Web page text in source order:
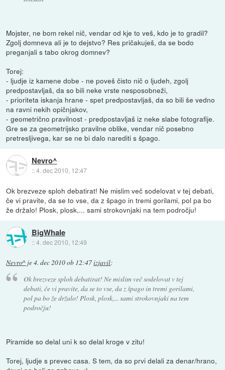
Mojster, ne bom rekel nič, vendar od kje to veš, kdo je to gradil?
Zgolj domneva ali je to dejstvo? Res pričakuješ, da se bodo
preganjali s tabo okrog domnev?
Torej:
- ljudje iz kamene dobe - ne poveš čisto nič o ljudeh, zgolj
predpostavljaš, da so bili neke vrste nesposobneži,
- prioriteta iskanja hrane - spet predpostavljaš, da so bili še vedno
na ravni nekih opičnjakov,
- geometrično pravilnost - predpostavljaš iz neke slabe fotografije.
Gre se za geometrijsko pravilne oblike, vendar nič posebno
pretresljivega, kar se ne bi dalo narediti s špago.
Nevro^
::4. dec 2010, 12:47
Ok brezveze sploh debatirat! Ne mislim več sodelovat v tej debati,
če vi pravite, da se to vse, da z špago in tremi gorilami, pol pa bo
že držalo! Plosk, plosk,... sami strokovnjaki na tem področju!
BigWhale
::4. dec 2010, 12:49
Nevro^ je4. dec 2010 ob 12:47izjavil:
Ok brezveze sploh debatirat! Ne mislim več sodelovat v tej
debati, če vi pravite, da se to vse, da z špago in tremi gorilami,
pol pa bo že držalo! Plosk, plosk,... sami strokovnjaki na tem
področju!
Piramide so delal uni k so delal kroge v zitu!
Torej, ljudje s prevec casa. S tem, da so prvi delali za denar/hrano,